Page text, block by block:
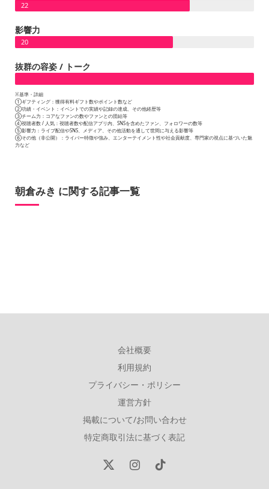
22
影響力
20
抜群の容姿 / トーク
※基準・詳細
①ギフティング：獲得有料ギフト数やポイント数など
②功績・イベント：イベントでの実績や記録の達成、その他経歴等
③チーム力：コアなファンの数やファンとの団結等
④視聴者数 / 人気：視聴者数や配信アプリ内、SNSを含めたファン、フォロワーの数等
⑤影響力：ライブ配信やSNS、メディア、その他活動を通して世間に与える影響等
⑥その他（非公開）：ライバー特徴や強み、エンターテイメント性や社会貢献度、専門家の視点に基づいた魅
力など
朝倉みき に関する記事一覧
会社概要
利用規約
プライバシー・ポリシー
運営方針
掲載について/お問い合わせ
特定商取引法に基づく表記
X
InstagramTikTok